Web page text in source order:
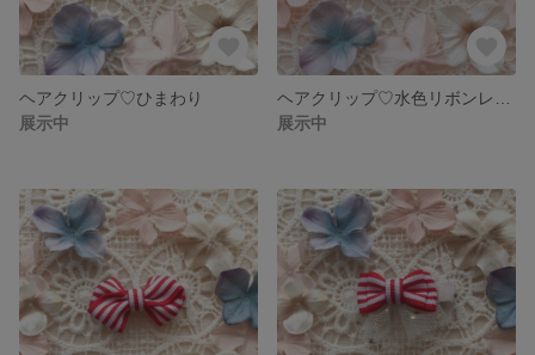
ヘアクリップ♡ひまわり
展示中
展示中